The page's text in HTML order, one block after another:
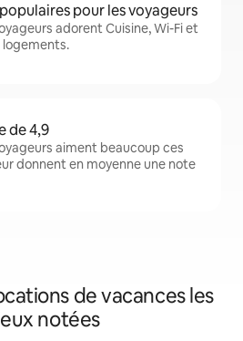
pour les voyageurs
adorent Cuisine, Wi-Fi et
logements.
de 4,9
aiment beaucoup ces
donnent en moyenne une note
de vacances les
notées